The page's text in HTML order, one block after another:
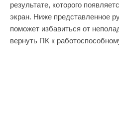
результате, которого
экран. Ниже представленное
поможет избавиться от
вернуть ПК к